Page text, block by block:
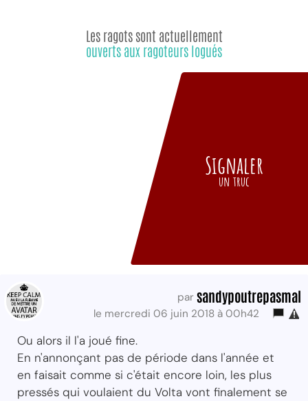
Les ragots sont actuellement
ouverts aux ragoteurs logués
Signaler
un truc
par sandypoutrepasmal
le mercredi 06 juin 2018 à 00h42
Ou alors il l'a joué fine.
En n'annonçant pas de période dans l'année et
en faisait comme si c'était encore loin, les plus
pressés qui voulaient du Volta vont finalement se